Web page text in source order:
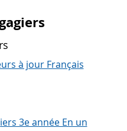
à jour Français
3e année En un